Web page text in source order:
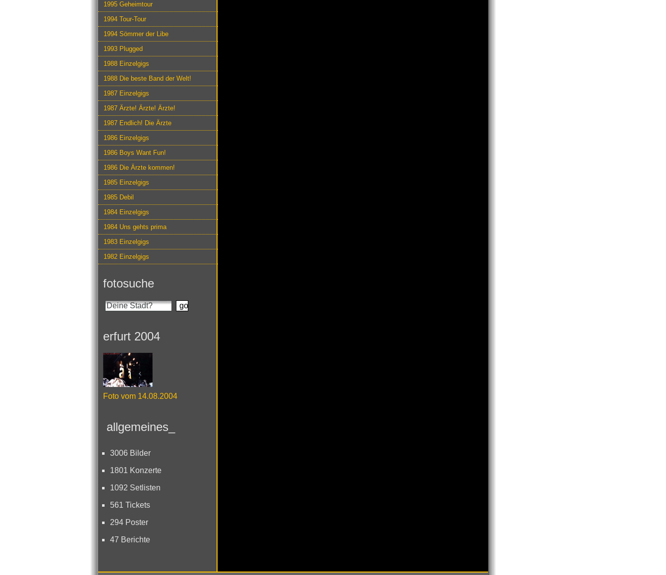
1995 Geheimtour
1994 Tour-Tour
1994 Sömmer der Libe
1993 Plugged
1988 Einzelgigs
1988 Die beste Band der Welt!
1987 Einzelgigs
1987 Ärzte! Ärzte! Ärzte!
1987 Endlich! Die Ärzte
1986 Einzelgigs
1986 Boys Want Fun!
1986 Die Ärzte kommen!
1985 Einzelgigs
1985 Debil
1984 Einzelgigs
1984 Uns gehts prima
1983 Einzelgigs
1982 Einzelgigs
fotosuche
erfurt 2004
Foto vom 14.08.2004
allgemeines_
3006 Bilder
1801 Konzerte
1092 Setlisten
561 Tickets
294 Poster
47 Berichte